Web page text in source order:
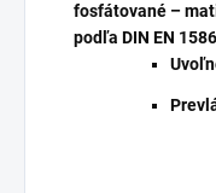
fosfátované –
podľa DIN EN